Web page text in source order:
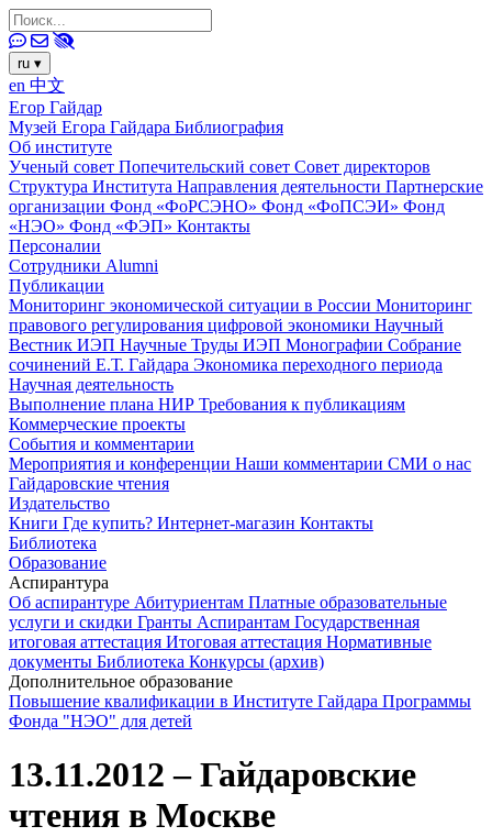
ru ▾
en 中文
Егор Гайдар
Музей Егора Гайдара Библиография
Об институте
Ученый совет Попечительский совет Совет директоров
Структура Института Направления деятельности Партнерские
организации Фонд «ФоРСЭНО» Фонд «ФоПСЭИ» Фонд
«НЭО» Фонд «ФЭП» Контакты
Персоналии
Сотрудники Alumni
Публикации
Мониторинг экономической ситуации в России Мониторинг
правового регулирования цифровой экономики Научный
Вестник ИЭП Научные Труды ИЭП Монографии Собрание
сочинений Е.Т. Гайдара Экономика переходного периода
Научная деятельность
Выполнение плана НИР Требования к публикациям
Коммерческие проекты
События и комментарии
Мероприятия и конференции Наши комментарии СМИ о нас
Гайдаровские чтения
Издательство
Книги Где купить? Интернет-магазин Контакты
Библиотека
Образование
Аспирантура
Об аспирантуре Абитуриентам Платные образовательные
услуги и скидки Гранты Аспирантам Государственная
итоговая аттестация Итоговая аттестация Нормативные
документы Библиотека Конкурсы (архив)
Дополнительное образование
Повышение квалификации в Институте Гайдара Программы
Фонда "НЭО" для детей
13.11.2012 – Гайдаровские
чтения в Москве